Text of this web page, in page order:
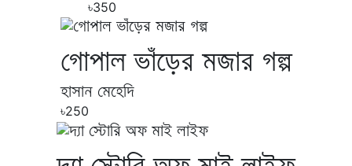
৳350
গোপাল ভাঁড়ের মজার গল্প
হাসান মেহেদি
৳250